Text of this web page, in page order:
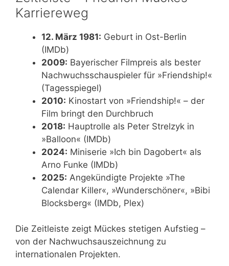
Karriereweg
12. März 1981: Geburt in Ost-Berlin
(IMDb)
2009: Bayerischer Filmpreis als bester
Nachwuchsschauspieler für »Friendship!«
(Tagesspiegel)
2010: Kinostart von »Friendship!« – der
Film bringt den Durchbruch
2018: Hauptrolle als Peter Strelzyk in
»Balloon« (IMDb)
2024: Miniserie »Ich bin Dagobert« als
Arno Funke (IMDb)
2025: Angekündigte Projekte »The
Calendar Killer«, »Wunderschöner«, »Bibi
Blocksberg« (IMDb, Plex)
Die Zeitleiste zeigt Mückes stetigen Aufstieg –
von der Nachwuchsauszeichnung zu
internationalen Projekten.